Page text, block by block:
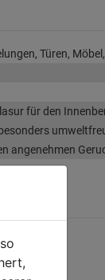
Türen,
für den
angenehmen